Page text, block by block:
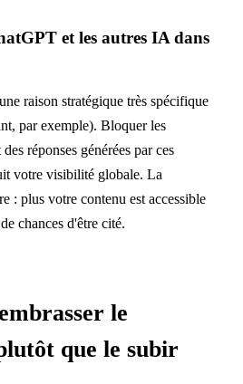
et les autres IA dans
raison stratégique très spécifique
par exemple). Bloquer les
réponses générées par ces
votre visibilité globale. La
: plus votre contenu est accessible
chances d'être cité.
le
que le subir